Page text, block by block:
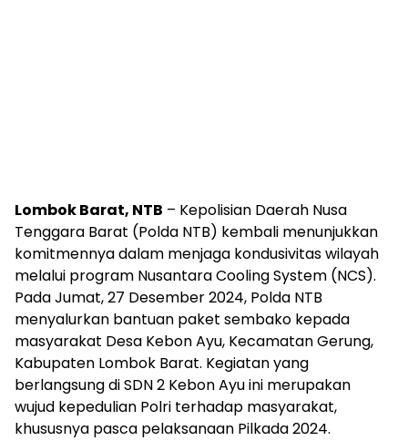
Lombok Barat, NTB – Kepolisian Daerah Nusa
Tenggara Barat (Polda NTB) kembali menunjukkan
komitmennya dalam menjaga kondusivitas wilayah
melalui program Nusantara Cooling System (NCS).
Pada Jumat, 27 Desember 2024, Polda NTB
menyalurkan bantuan paket sembako kepada
masyarakat Desa Kebon Ayu, Kecamatan Gerung,
Kabupaten Lombok Barat. Kegiatan yang
berlangsung di SDN 2 Kebon Ayu ini merupakan
wujud kepedulian Polri terhadap masyarakat,
khususnya pasca pelaksanaan Pilkada 2024.